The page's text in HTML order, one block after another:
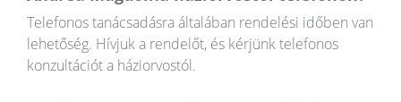
Telefonos tanácsadásra általában rendelési időben van
lehetőség. Hívjuk a rendelőt, és kérjünk telefonos
konzultációt a háziorvostól.